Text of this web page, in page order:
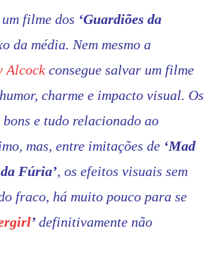
um filme dos ‘Guardiões da
da média. Nem mesmo a
Alcock consegue salvar um filme
charme e impacto visual. Os
bons e tudo relacionado ao
mas, entre imitações de ‘Mad
Fúria’, os efeitos visuais sem
fraco, há muito pouco para se
’ definitivamente não